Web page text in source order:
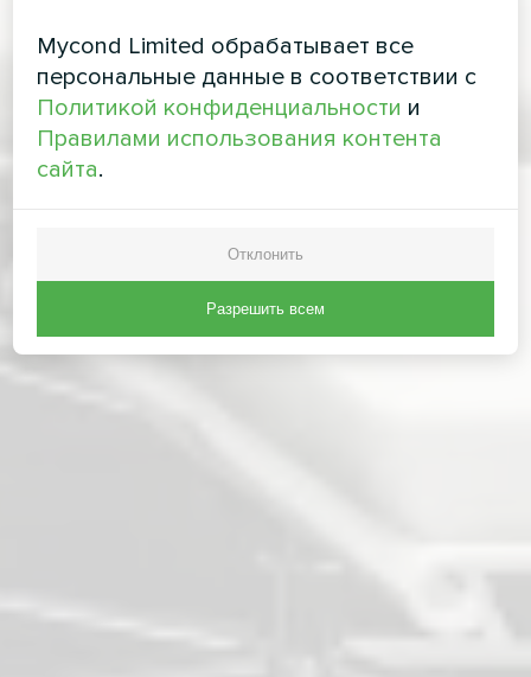
Mycond Limited обрабатывает все
персональные данные в соответствии с
Политикой конфиденциальности и
Правилами использования контента
сайта.
Отклонить
Разрешить всем